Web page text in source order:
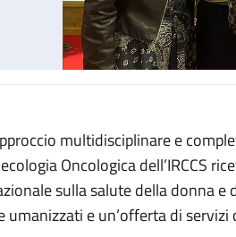
ospedale pubblico per numero di
multidisciplinare e
Oncologica dell’IRCCS
sulla salute della donna
umanizzati e un’offerta di